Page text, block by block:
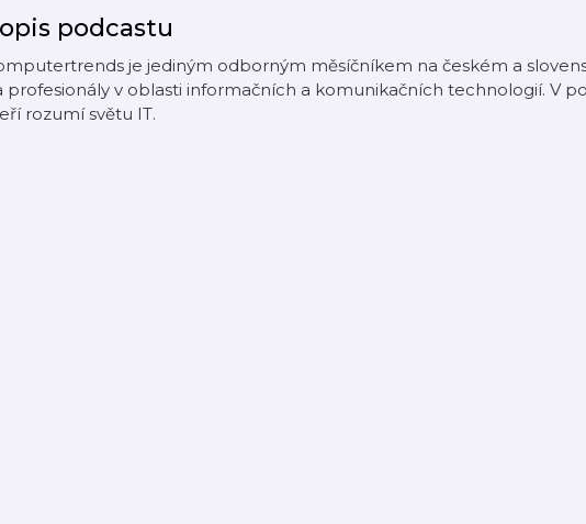
podcastu
je jediným odborným měsíčníkem na českém a
profesionály v oblasti informačních a komunikačních technologií. V
rozumí světu IT.